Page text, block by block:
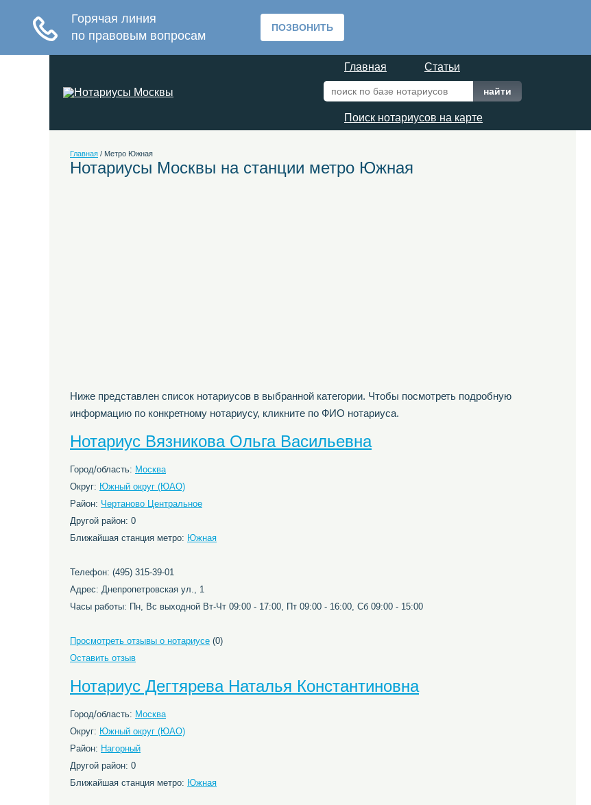
Главная Статьи
Поиск нотариусов на карте
Главная / Метро Южная
Нотариусы Москвы на станции метро Южная
Ниже представлен список нотариусов в выбранной категории. Чтобы посмотреть подробную
информацию по конкретному нотариусу, кликните по ФИО нотариуса.
Нотариус Вязникова Ольга Васильевна
Город/область: Москва
Округ: Южный округ (ЮАО)
Район: Чертаново Центральное
Другой район: 0
Ближайшая станция метро: Южная
Телефон: (495) 315-39-01
Адрес: Днепропетровская ул., 1
Часы работы: Пн, Вс выходной Вт-Чт 09:00 - 17:00, Пт 09:00 - 16:00, Сб 09:00 - 15:00
Просмотреть отзывы о нотариусе (0)
Оставить отзыв
Нотариус Дегтярева Наталья Константиновна
Город/область: Москва
Округ: Южный округ (ЮАО)
Район: Нагорный
Другой район: 0
Ближайшая станция метро: Южная